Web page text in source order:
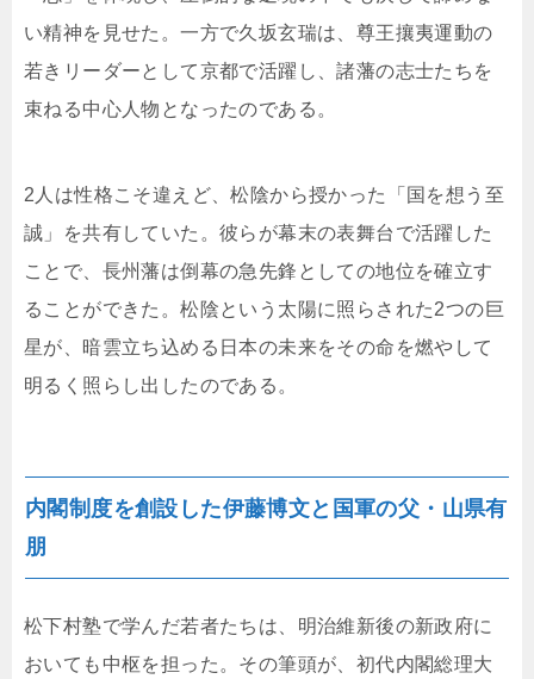
い精神を見せた。一方で久坂玄瑞は、尊王攘夷運動の
若きリーダーとして京都で活躍し、諸藩の志士たちを
束ねる中心人物となったのである。
2人は性格こそ違えど、松陰から授かった「国を想う至
誠」を共有していた。彼らが幕末の表舞台で活躍した
ことで、長州藩は倒幕の急先鋒としての地位を確立す
ることができた。松陰という太陽に照らされた2つの巨
星が、暗雲立ち込める日本の未来をその命を燃やして
明るく照らし出したのである。
内閣制度を創設した伊藤博文と国軍の父・山県有
朋
松下村塾で学んだ若者たちは、明治維新後の新政府に
おいても中枢を担った。その筆頭が、初代内閣総理大